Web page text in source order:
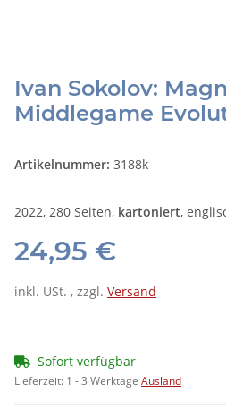
Ivan Sokolov:
Middlegame
Artikelnummer: 3188k
2022, 280 Seiten, kartoniert,
24,95 €
inkl. USt. , zzgl. Versand
Sofort verfügbar
Lieferzeit: 1 - 3 Werktage Ausland